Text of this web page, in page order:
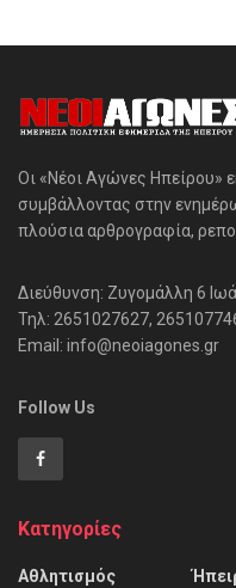
Οι «Νέοι Αγώνες Ηπείρου»
συμβάλλοντας στην
πλούσια αρθρογραφία,
Διεύθυνση: Ζυγομάλλη 6
Τηλ: 2651027627,
Email: info@neoiagones.gr
Follow Us
Κατηγορίες
Αθλητισμός